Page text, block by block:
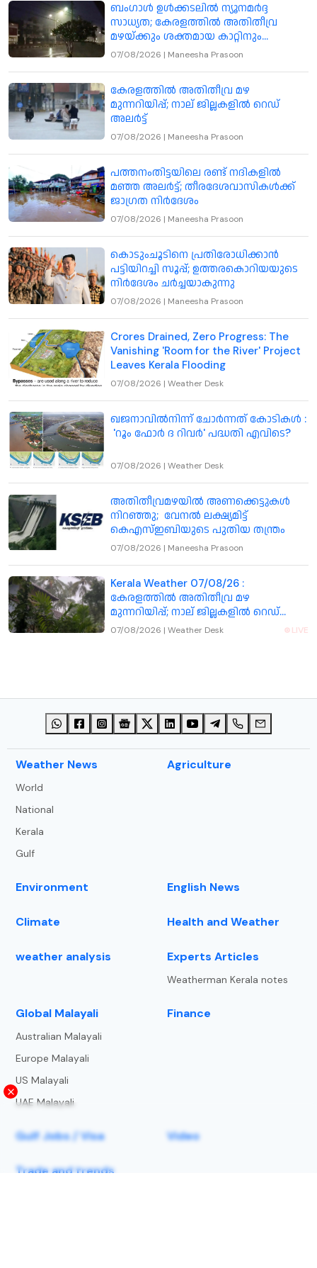
ബംഗാൾ ഉൾക്കടലിൽ ന്യൂനമർദ്ദ
സാധ്യത; കേരളത്തിൽ അതിതീവ്ര
മഴയ്ക്കും ശക്തമായ കാറ്റിനും
മുന്നറിയിപ്പ്
07/08/2026 | Maneesha Prasoon
കേരളത്തിൽ അതിതീവ്ര മഴ
മുന്നറിയിപ്പ്; നാല് ജില്ലകളിൽ റെഡ്
അലർട്ട്
07/08/2026 | Maneesha Prasoon
പത്തനംതിട്ടയിലെ രണ്ട് നദികളിൽ
മഞ്ഞ അലർട്ട്; തീരദേശവാസികൾക്ക്
ജാഗ്രത നിർദേശം
07/08/2026 | Maneesha Prasoon
കൊടുംചൂടിനെ പ്രതിരോധിക്കാൻ
പട്ടിയിറച്ചി സൂപ്പ്; ഉത്തരകൊറിയയുടെ
നിർദേശം ചർച്ചയാകുന്നു
07/08/2026 | Maneesha Prasoon
Crores Drained, Zero Progress: The
Vanishing 'Room for the River' Project
Leaves Kerala Flooding
07/08/2026 | Weather Desk
ഖജനാവിൽനിന്ന് ചോർന്നത് കോടികൾ :
'റൂം ഫോർ ദ റിവർ' പദ്ധതി എവിടെ?
07/08/2026 | Weather Desk
അതിതീവ്രമഴയിൽ അണക്കെട്ടുകൾ
നിറഞ്ഞു; വേനൽ ലക്ഷ്യമിട്ട്
കെഎസ്ഇബിയുടെ പുതിയ തന്ത്രം
07/08/2026 | Maneesha Prasoon
Kerala Weather 07/08/26 :
കേരളത്തിൽ അതിതീവ്ര മഴ
മുന്നറിയിപ്പ്; നാല് ജില്ലകളിൽ റെഡ്
അലർട്ട് , തൃശ്ശൂർ ഉൾപ്പെടെ 7 ജില്ലകളിൽ
07/08/2026 | Weather Desk LIVE
⁠Weather News
World
National
Kerala
Gulf
Agriculture
Environment English News
Climate Health and Weather
weather analysis Experts Articles
Weatherman Kerala notes
⁠Global Malayali
Australian Malayali
Europe Malayali
US Malayali
UAE Malayali
Finance
Gulf Jobs / Visa Video
Trade and trends